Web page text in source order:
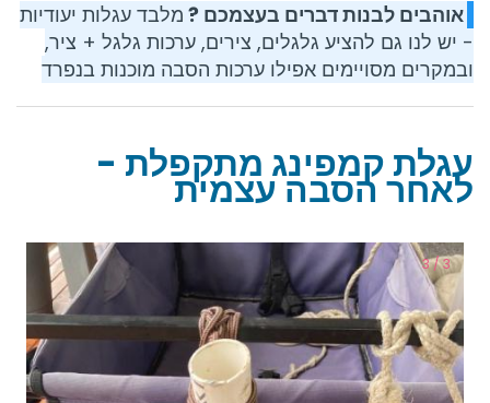
אוהבים לבנות דברים בעצמכם ? מלבד עגלות יעודיות
- יש לנו גם להציע גלגלים, צירים, ערכות גלגל + ציר,
ובמקרים מסויימים אפילו ערכות הסבה מוכנות בנפרד
עגלת קמפינג מתקפלת -
לאחר הסבה עצמית
3 / 3